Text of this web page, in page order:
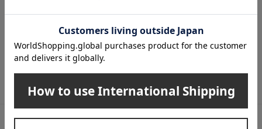
メールマガジン
送料無料クーポンやキャンペーン、新着・SALE・おすすめ商品な
ど、「高島屋オンラインストア」のお得＆うれしい情報をお届けい
たします。
メールマガジンについて詳しく見る